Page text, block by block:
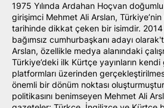
1975 Yılında Ardahan Hoçvan
girişimci Mehmet Ali Arslan,
tarihinde dikkat çeken bir isimdir. 2014
bağımsız cumhurbaşkanı adayı
Arslan, özellikle medya alanındaki
Türkiye’deki ilk Kürtçe yayınların
platformları üzerinden
önemli bir dönüm noktası
politikasını benimseyen Mehmet Ali